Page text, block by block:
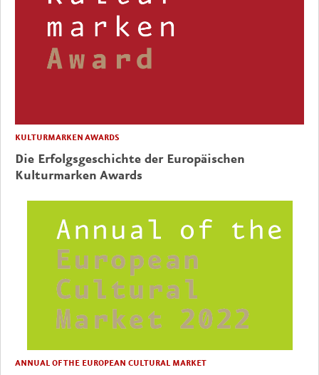
KULTURMARKEN AWARDS
Die Erfolgsgeschichte der Europäischen
Kulturmarken Awards
ANNUAL OF THE EUROPEAN CULTURAL MARKET